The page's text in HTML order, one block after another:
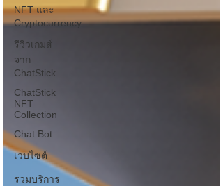
NFT และ
Cryptocurrency
รีวิวเกมส์
จาก
ChatStick
ChatStick
NFT
Collection
Chat Bot
เวบไซต์
รวมบริการ